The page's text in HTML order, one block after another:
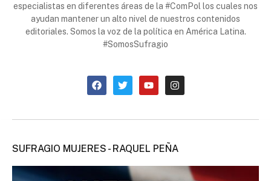
especialistas en diferentes áreas de la #ComPol los cuales nos
ayudan mantener un alto nivel de nuestros contenidos
editoriales. Somos la voz de la política en América Latina.
#SomosSufragio
SUFRAGIO MUJERES - RAQUEL PEÑA